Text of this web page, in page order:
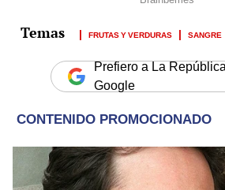
FRUTAS Y VERDURAS SANGRE
Prefiero a La
Google